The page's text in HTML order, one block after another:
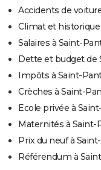
Accidents de
Climat et
Salaires à Saint-
Dette et budget de
Impôts à Saint-
Crèches à Saint-
Ecole privée à
Maternités à Saint-
Prix du neuf à
Référendum à